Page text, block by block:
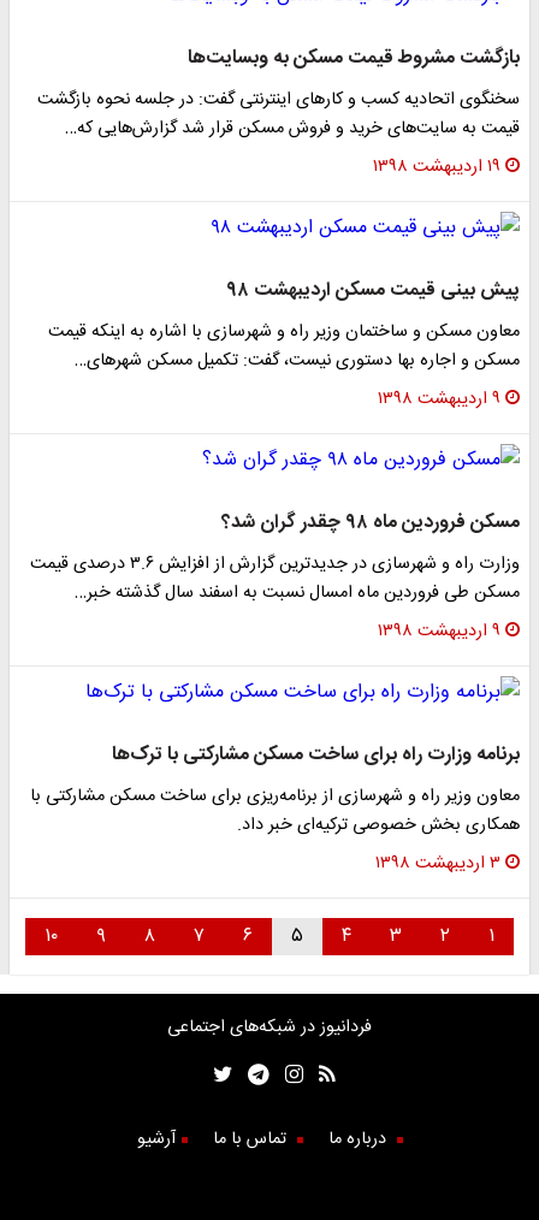
بازگشت مشروط قیمت مسکن به وبسایت‌ها
سخنگوی اتحادیه کسب و کار‌های اینترنتی گفت: در جلسه نحوه بازگشت
قیمت به سایت‌های خرید و فروش مسکن قرار شد گزارش‌هایی که…
۱۹ اردیبهشت ۱۳۹۸
پیش بینی قیمت مسکن اردیبهشت ۹۸
معاون مسکن و ساختمان وزیر راه و شهرسازی با اشاره به اینکه قیمت
مسکن و اجاره بها دستوری نیست، گفت: تکمیل مسکن شهر‌های…
۹ اردیبهشت ۱۳۹۸
مسکن فروردین ماه ۹۸ چقدر گران شد؟
وزارت راه و شهرسازی در جدیدترین گزارش از افزایش ۳.۶ درصدی قیمت
مسکن طی فروردین ماه امسال نسبت به اسفند سال گذشته خبر…
۹ اردیبهشت ۱۳۹۸
برنامه وزارت راه برای ساخت مسکن مشارکتی با ترک‌ها
معاون وزیر راه و شهرسازی از برنامه‌ریزی برای ساخت مسکن مشارکتی با
همکاری بخش خصوصی ترکیه‌ای خبر داد.
۳ اردیبهشت ۱۳۹۸
۱ ۲ ۳ ۴ ۵ ۶ ۷ ۸ ۹ ۱۰
فردانیوز در شبکه‌های اجتماعی
درباره ما تماس با ما آرشیو